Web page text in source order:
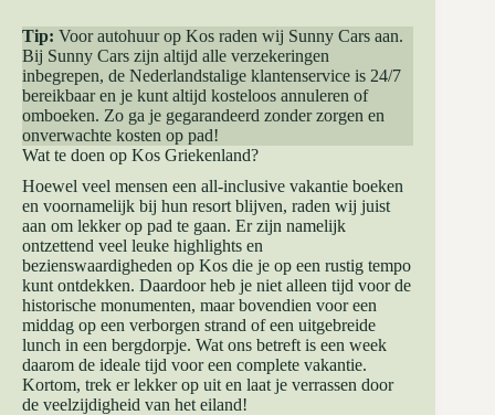
Tip: Voor autohuur op Kos raden wij Sunny Cars aan.
Bij Sunny Cars zijn altijd alle verzekeringen
inbegrepen, de Nederlandstalige klantenservice is 24/7
bereikbaar en je kunt altijd kosteloos annuleren of
omboeken. Zo ga je gegarandeerd zonder zorgen en
onverwachte kosten op pad!
Wat te doen op Kos Griekenland?
Hoewel veel mensen een all-inclusive vakantie boeken
en voornamelijk bij hun resort blijven, raden wij juist
aan om lekker op pad te gaan. Er zijn namelijk
ontzettend veel leuke highlights en
bezienswaardigheden op Kos die je op een rustig tempo
kunt ontdekken. Daardoor heb je niet alleen tijd voor de
historische monumenten, maar bovendien voor een
middag op een verborgen strand of een uitgebreide
lunch in een bergdorpje. Wat ons betreft is een week
daarom de ideale tijd voor een complete vakantie.
Kortom, trek er lekker op uit en laat je verrassen door
de veelzijdigheid van het eiland!